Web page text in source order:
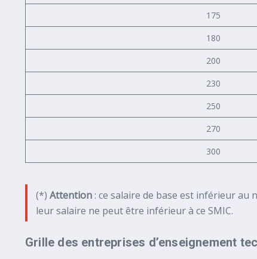
175
180
200
230
250
270
300
(*) Attention: ce salaire de base est inférieur au
leur salaire ne peut être inférieur à ce SMIC.
Grille des entreprises d’enseignement